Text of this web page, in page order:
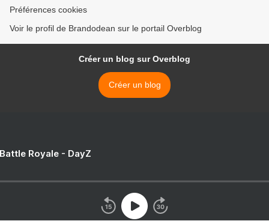
Préférences cookies
Voir le profil de Brandodean sur le portail Overblog
Créer un blog sur Overblog
Créer un blog
Royale - DayZ